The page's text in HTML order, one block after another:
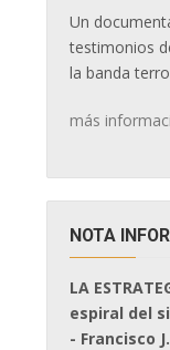
Un
testimonios
la banda
más
NOTA
LA
espiral del
- Francisco